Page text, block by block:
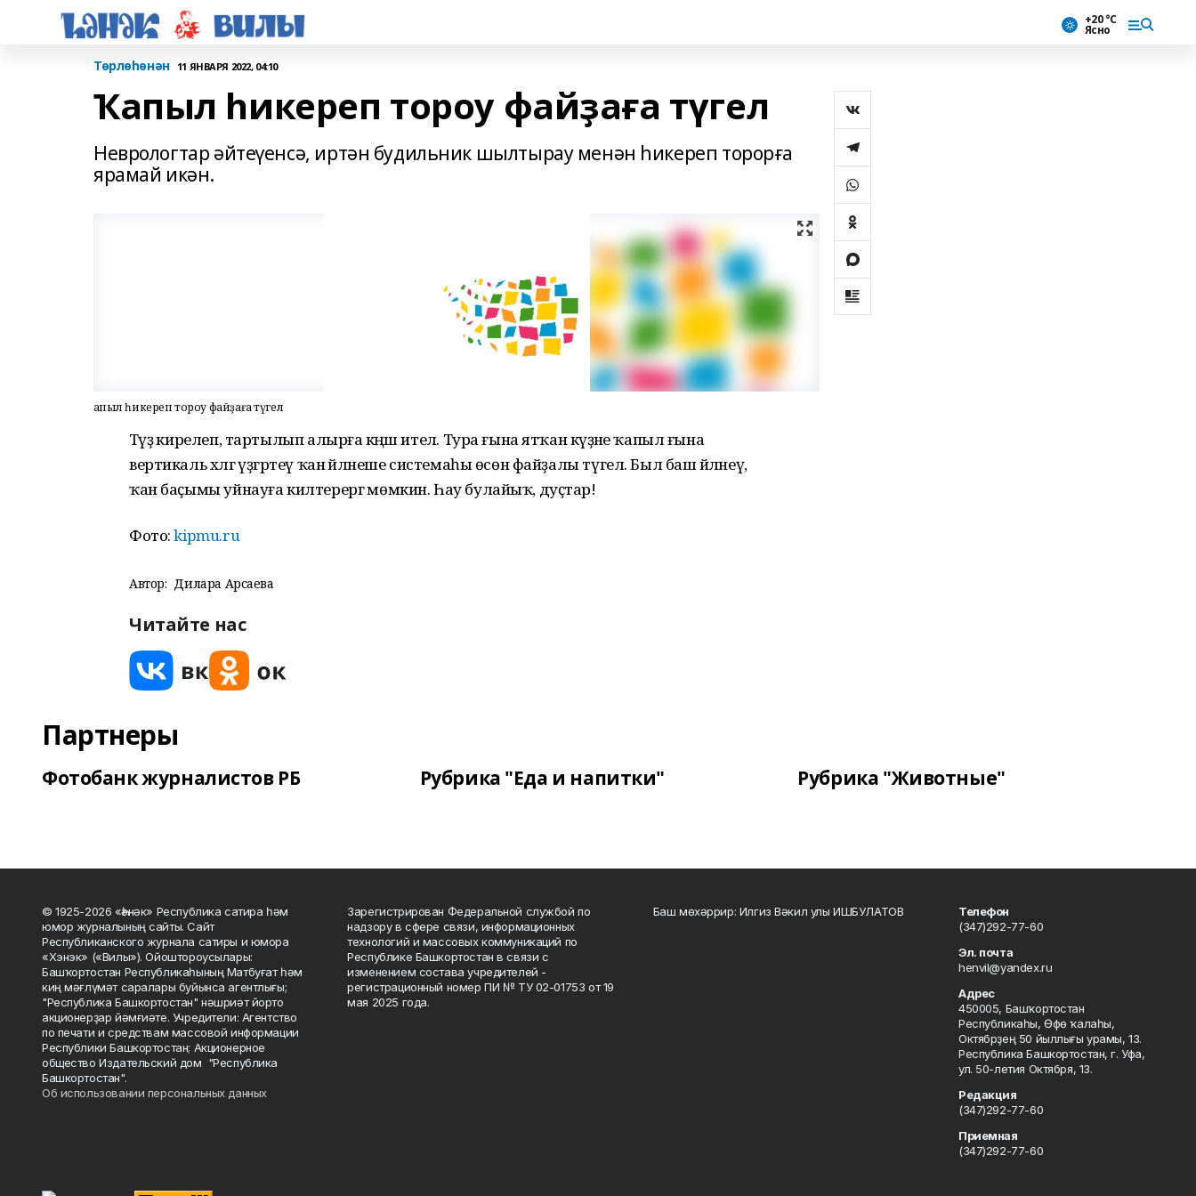
+20 °С
Ясно
Төрлөһөнән 11 ЯНВАРЯ 2022, 04:10
Ҡапыл һикереп тороу файҙаға түгел
Неврологтар әйтеүенсә, иртән будильник шылтырау менән һикереп торорға
ярамай икән.
Ҡапыл һикереп тороу файҙаға түгел
Тәүҙә кирелеп, тартылып алырға кәңәш ителә. Тура ғына ятҡан кәүҙәне ҡапыл ғына
вертикаль хәлгә үҙгәртеү ҡан әйләнеше системаһы өсөн файҙалы түгел. Был баш әйләнеү,
ҡан баҫымы уйнауға килтерергә мөмкин. Һау булайыҡ, дуҫтар!
Фото:kipmu.ru
Автор: Дилара Арсаева
Читайте нас
Партнеры
Фотобанк журналистов РБ Рубрика "Еда и напитки" Рубрика "Животные"
© 1925-2026 «Һәнәк» Республика сатира һәм
юмор журналының сайты. Сайт
Республиканского журнала сатиры и юмора
«Хэнэк» («Вилы»). Ойоштороусылары:
Башҡортостан Республикаһының Матбуғат һәм
киң мәғлүмәт саралары буйынса агентлығы;
"Республика Башкортостан" нәшриәт йорто
акционерҙар йәмғиәте. Учредители: Агентство
по печати и средствам массовой информации
Республики Башкортостан; Акционерное
общество Издательский дом "Республика
Башкортостан".
Об использовании персональных данных
Зарегистрирован Федеральной службой по
надзору в сфере связи, информационных
технологий и массовых коммуникаций по
Республике Башкортостан в связи с
изменением состава учредителей -
регистрационный номер ПИ № ТУ 02-01753 от 19
мая 2025 года.
Баш мөхәррир: Илгиз Вәкил улы ИШБУЛАТОВ
Телефон
(347)292-77-60
Эл. почта
henvil@yandex.ru
Адрес
450005, Башҡортостан
Республикаһы, Өфө ҡалаһы,
Октябрҙең 50 йыллығы урамы, 13.
Республика Башкортостан, г. Уфа,
ул. 50-летия Октября, 13.
Редакция
(347)292-77-60
Приемная
(347)292-77-60